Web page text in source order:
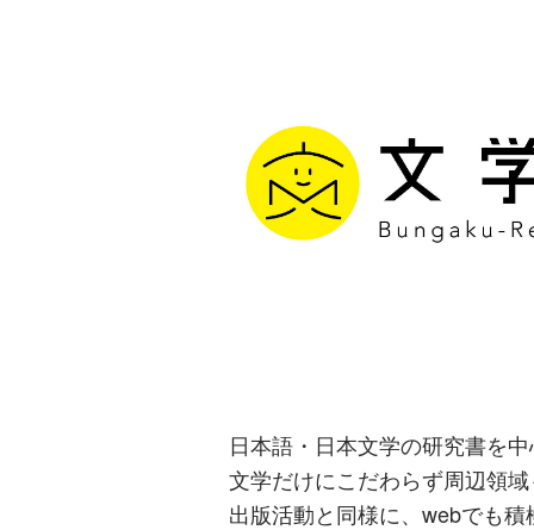
日本語・日本文学の研究書を
文学だけにこだわらず周辺領
出版活動と同様に、webでも